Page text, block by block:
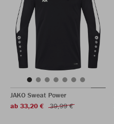
JAKO Sweat Power
ab 33,20 €
39,99 €